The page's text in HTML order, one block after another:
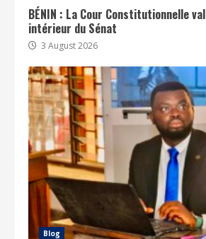
BÉNIN : La Cour Constitutionnelle
intérieur du Sénat
3 August 2026
Blog